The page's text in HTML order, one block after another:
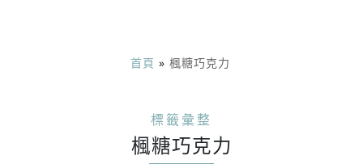
首頁 » 楓糖巧克力
標籤彙整
楓糖巧克力